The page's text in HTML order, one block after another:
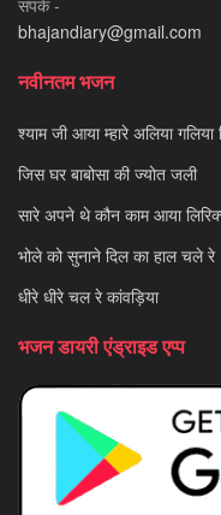
संपर्क -
bhajandiary@gmail.com
नवीनतम भजन
श्याम जी आया म्हारे अलिया गलिया
जिस घर बाबोसा की ज्योत जली
सारे अपने थे कौन काम आया
भोले को सुनाने दिल का हाल चले रे
धीरे धीरे चल रे कांवड़िया
भजन डायरी एंड्राइड एप्प